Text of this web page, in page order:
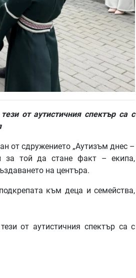
от аутистичния спектър са с
от сдружението „Аутизъм днес –
за той да стане факт – екипа,
на центъра.
към деца и семейства,
от аутистичния спектър са с